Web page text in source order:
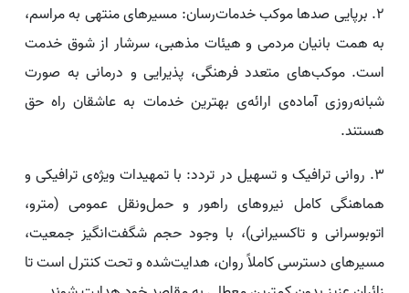
۲. برپایی صدها موکب خدمات‌رسان: مسیرهای منتهی به مراسم،
به همت بانیان مردمی و هیئات مذهبی، سرشار از شوق خدمت
است. موکب‌های متعدد فرهنگی، پذیرایی و درمانی به صورت
شبانه‌روزی آماده‌ی ارائه‌ی بهترین خدمات به عاشقان راه حق
هستند.
۳. روانی ترافیک و تسهیل در تردد: با تمهیدات ویژه‌ی ترافیکی و
هماهنگی کامل نیروهای راهور و حمل‌ونقل عمومی (مترو،
اتوبوسرانی و تاکسیرانی)، با وجود حجم شگفت‌انگیز جمعیت،
مسیرهای دسترسی کاملاً روان، هدایت‌شده و تحت کنترل است تا